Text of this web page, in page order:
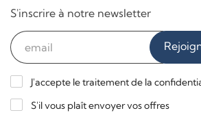
S'inscrire à notre newsletter
J'accepte le traitement de la
S'il vous plaît envoyer vos offres